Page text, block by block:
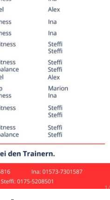
vom
hinaus, für
Wandertouren rund um
unter "Fit ab 50"
DRKOV Everswinkel.